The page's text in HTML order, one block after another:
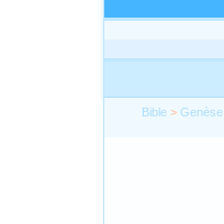
Bible >Genèse